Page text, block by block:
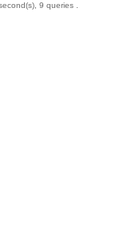
9 queries .